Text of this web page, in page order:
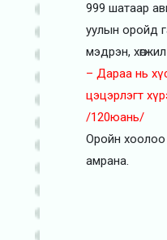
999 шатаар
уулын оройд
мэдрэн,
– Дараа нь
цэцэрлэгт
/120юань/
Оройн
амрана.